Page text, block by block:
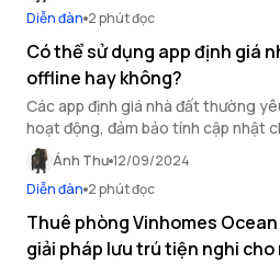
Diễn đàn 2 phút đọc
Có thể sử dụng app định giá
offline hay không?
Các app định giá nhà đất thường
hoạt động, đảm bảo tính cập nhật
dùng trải nghiệm đầy đủ tính năng.
Ánh Thư 12/09/2024
Diễn đàn 2 phút đọc
Thuê phòng Vinhomes
giải pháp lưu trú tiện nghi